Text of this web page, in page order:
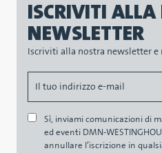
ISCRIVITI
NEWSLETTER
Iscriviti alla nostra newsletter
Sì, inviami comunicazioni di
ed eventi DMN-
annullare l’iscrizione in